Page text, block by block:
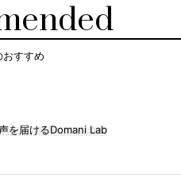
すすめ
を届けるDomani Lab